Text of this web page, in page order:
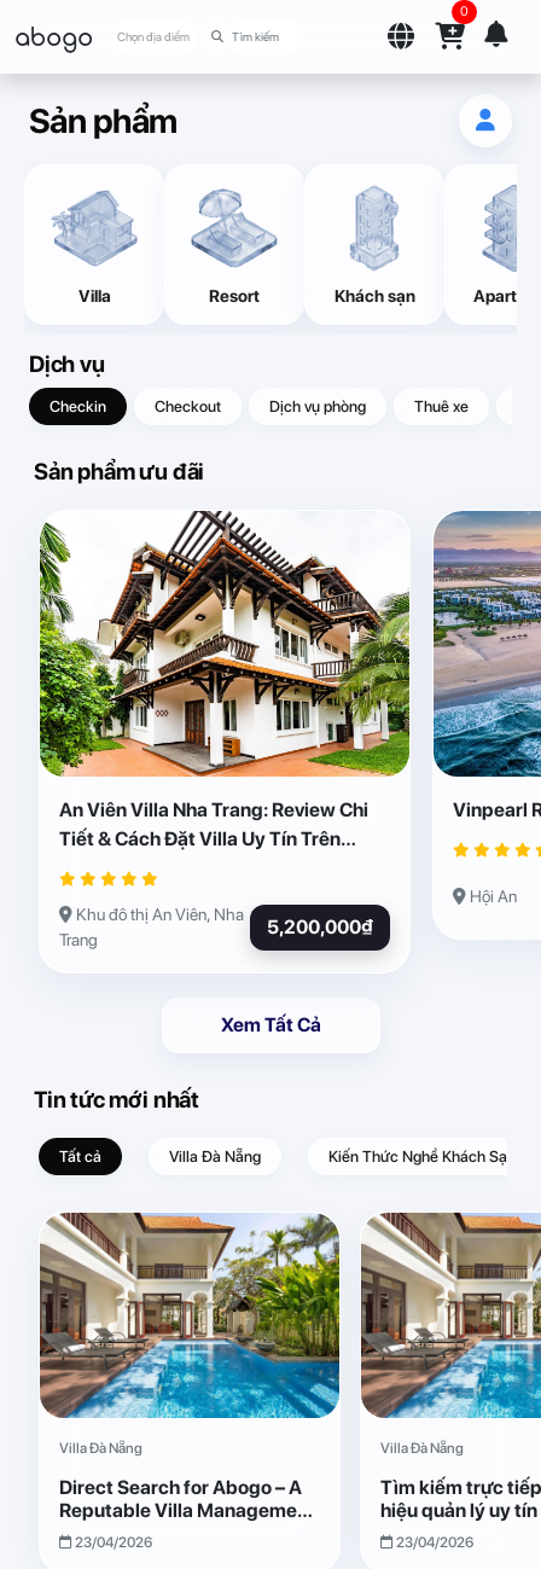
abogo Chọn địa điểm
0
Sản phẩm
Villa Resort Khách sạn
Dịch vụ
Checkin Checkout Dịch vụ phòng Thuê xe
Sản phẩm ưu đãi
An Viên Villa Nha Trang: Review Chi
Tiết & Cách Đặt Villa Uy Tín Trên
Abogo
Khu đô thị An Viên, Nha
Trang
5,200,000₫
Vinpearl
Hội An
Xem Tất Cả
Tin tức mới nhất
Tất cả Villa Đà Nẵng Kiến Thức Nghề Khách Sạn –
Villa Đà Nẵng
Direct Search for Abogo – A
Reputable Villa Management
Brand with Transparent and
Effective Operations
23/04/2026
Villa Đà Nẵng
Tìm kiếm trực
hiệu quản lý uy
Giải pháp vận
quả, minh bạch
23/04/2026